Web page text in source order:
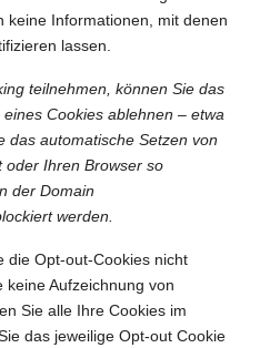
keine Informationen, mit denen
lassen.
teilnehmen, können Sie das
Cookies ablehnen – etwa
das automatische Setzen von
oder Ihren Browser so
der Domain
werden.
die Opt-out-Cookies nicht
keine Aufzeichnung von
Sie alle Ihre Cookies im
das jeweilige Opt-out Cookie